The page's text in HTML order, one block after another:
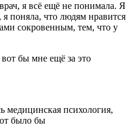
я всё ещё не понимала. Я
я поняла, что людям нравится
сокровенным, тем, что у
бы мне ещё за это
медицинская психология,
было бы